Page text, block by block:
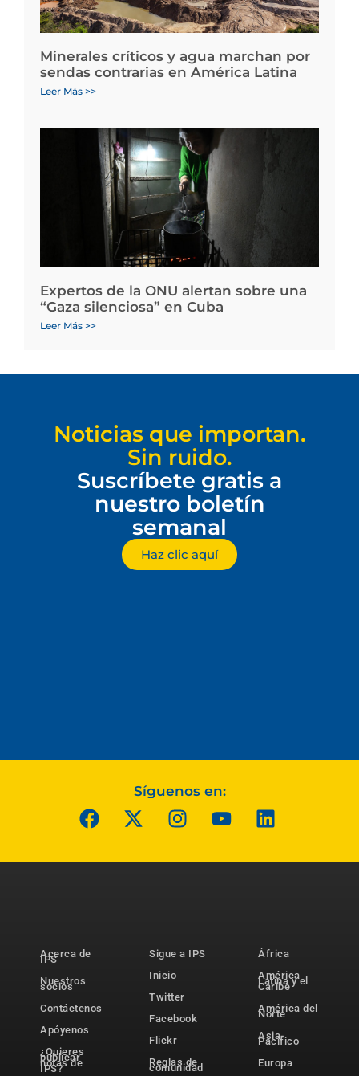
Minerales críticos y agua marchan por
sendas contrarias en América Latina
Leer Más >>
Expertos de la ONU alertan sobre una
“Gaza silenciosa” en Cuba
Leer Más >>
Noticias que importan.
Sin ruido.
Suscríbete gratis a
nuestro boletín
semanal
Haz clic aquí
Síguenos en:
Acerca de
IPS
Nuestros
socios
Contáctenos
Apóyenos
¿Quieres
publicar
notas de
IPS?
Sigue a IPS
Inicio
Twitter
Facebook
Flickr
Reglas de
comunidad
África
América
Latina y el
Caribe
América del
Norte
Asia-
Pacífico
Europa